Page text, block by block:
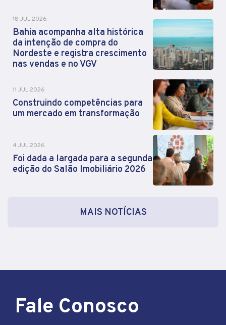
18 JUL 2026
Bahia acompanha alta histórica
da intenção de compra do
Nordeste e registra crescimento
nas vendas e no VGV
11 JUL 2026
Construindo competências para
um mercado em transformação
4 JUL 2026
Foi dada a largada para a segunda
edição do Salão Imobiliário 2026
MAIS NOTÍCIAS
Fale Conosco